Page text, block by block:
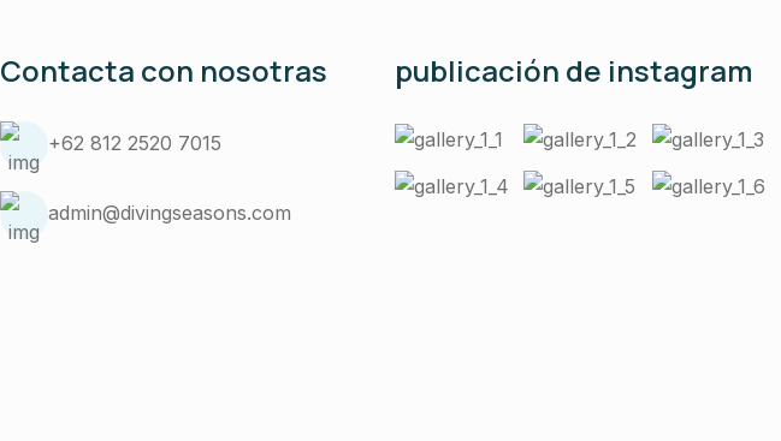
Contacta con nosotras
+62 812 2520 7015
admin@divingseasons.com
publicación de instagram